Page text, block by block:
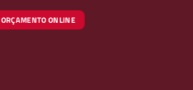
ORÇAMENTO ONLINE